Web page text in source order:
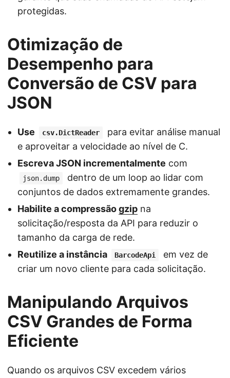
protegidas.
Otimização de
Desempenho para
Conversão de CSV para
JSON
Use csv.DictReader
para evitar análise manual
e aproveitar a velocidade ao nível de C.
Escreva JSON incrementalmente com
json.dump
dentro de um loop ao lidar com
conjuntos de dados extremamente grandes.
Habilite a compressãogzip na
solicitação/resposta da API para reduzir o
tamanho da carga de rede.
Reutilize a instância
BarcodeApi
em vez de
criar um novo cliente para cada solicitação.
Manipulando Arquivos
CSV Grandes de Forma
Eficiente
Quando os arquivos CSV excedem vários